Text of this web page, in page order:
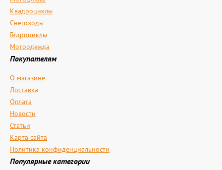
Квадроциклы
Снегоходы
Гидроциклы
Мотоодежда
Покупателям
О магазине
Доставка
Оплата
Новости
Статьи
Карта сайта
Политика конфиденциальности
Популярные категории